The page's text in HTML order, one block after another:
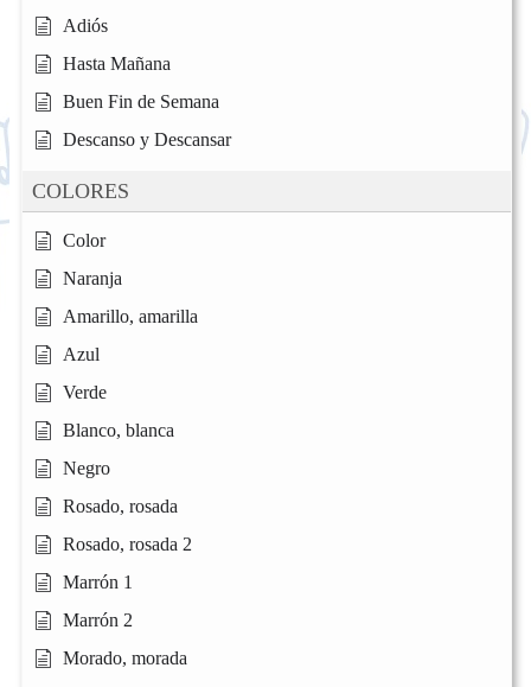
Adiós
Hasta Mañana
Buen Fin de Semana
Descanso y Descansar
COLORES
Color
Naranja
Amarillo, amarilla
Azul
Verde
Blanco, blanca
Negro
Rosado, rosada
Rosado, rosada 2
Marrón 1
Marrón 2
Morado, morada